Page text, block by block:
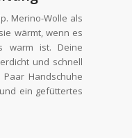
Merino-Wolle als
wärmt, wenn es
warm ist. Deine
und schnell
Handschuhe
ein gefüttertes